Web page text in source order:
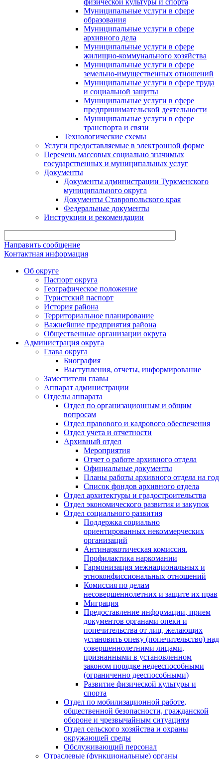
Муниципальные услуги в сфере
образования
Муниципальные услуги в сфере
архивного дела
Муниципальные услуги в сфере
жилищно-коммунального хозяйства
Муниципальные услуги в сфере
земельно-имущественных отношений
Муниципальные услуги в сфере труда
и социальной защиты
Муниципальные услуги в сфере
предпринимательской деятельности
Муниципальные услуги в сфере
транспорта и связи
Технологические схемы
Услуги предоставляемые в электронной форме
Перечень массовых социально значимых
государственных и муниципальных услуг
Документы
Документы администрации Туркменского
муниципального округа
Документы Ставропольского края
Федеральные документы
Инструкции и рекомендации
Направить сообщение
Контактная информация
Об округе
Паспорт округа
Географическое положение
Туристский паспорт
История района
Территориальное планирование
Важнейшие предприятия района
Общественные организации округа
Администрация округа
Глава округа
Биография
Выступления, отчеты, информирование
Заместители главы
Аппарат администрации
Отделы аппарата
Отдел по организационным и общим
вопросам
Отдел правового и кадрового обеспечения
Отдел учета и отчетности
Архивный отдел
Мероприятия
Отчет о работе архивного отдела
Официальные документы
Планы работы архивного отдела на год
Список фондов архивного отдела
Отдел архитектуры и градостроительства
Отдел экономического развития и закупок
Отдел социального развития
Поддержка социально
ориентированных некоммерческих
организаций
Антинаркотическая комиссия.
Профилактика наркомании
Гармонизация межнациональных и
этноконфиссиональных отношений
Комиссия по делам
несовершеннолетних и защите их прав
Миграция
Предоставление информации, прием
документов органами опеки и
попечительства от лиц, желающих
установить опеку (попечительство) над
совершеннолетними лицами,
признанными в установленном
законом порядке недееспособными
(ограниченно дееспособными)
Развитие физической культуры и
спорта
Отдел по мобилизационной работе,
общественной безопасности, гражданской
оборонe и чрезвычайным ситуациям
Отдел сельского хозяйства и охраны
окружающей среды
Обслуживающий персонал
Отраслевые (функциональные) органы